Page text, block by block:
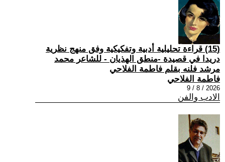
(15) قراءة تحليلية أدبية وتفكيكية وفق منهج نظرية
دريدا في قصيدة -منطق الهذيان - للشاعر محمد
مرشد فلنه بقلم فاطمة الفلاحي
فاطمة الفلاحي
2026 / 8 / 9
الادب والفن